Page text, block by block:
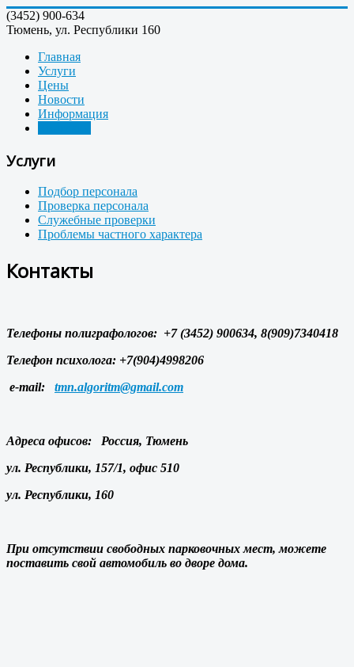
(3452) 900-634
Тюмень, ул. Республики 160
Главная
Услуги
Цены
Новости
Информация
Услуги
Подбор персонала
Проверка персонала
Служебные проверки
Проблемы частного характера
Контакты
Телефоны полиграфологов: +7 (3452) 900634, 8(909)7340418
Телефон психолога: +7(904)4998206
е-mail: tmn.algoritm@gmail.com
Адреса офисов: Россия, Тюмень
ул. Республики, 157/1, офис 510
ул. Республики, 160
При отсутствии свободных парковочных мест, можете
поставить свой автомобиль во дворе дома.